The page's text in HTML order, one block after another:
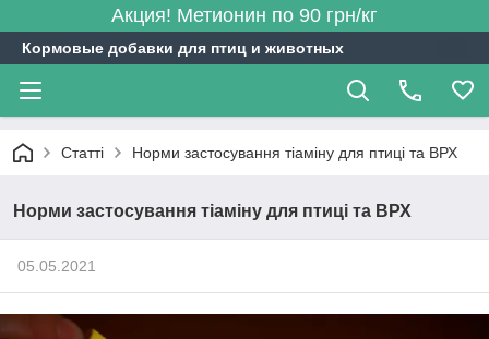
Акция! Метионин по 90 грн/кг
Кормовые добавки для птиц и животных
Статті Норми застосування тіаміну для птиці та ВРХ
Норми застосування тіаміну для птиці та ВРХ
05.05.2021